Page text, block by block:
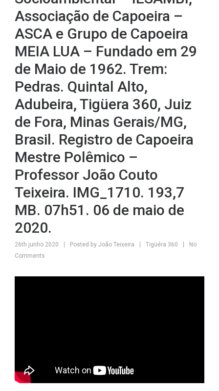
Associação de Capoeira –
ASCA e Grupo de Capoeira
MEIA LUA – Fundado em 29
de Maio de 1962. Trem:
Pedras. Quintal Alto,
Adubeira, Tigüera 360, Juiz
de Fora, Minas Gerais/MG,
Brasil. Registro de Capoeira
Mestre Polêmico –
Professor João Couto
Teixeira. IMG_1710. 193,7
MB. 07h51. 06 de maio de
2020.
26th junho 2020 Posted by João Teixeira Tigüéra 360
No
Comments